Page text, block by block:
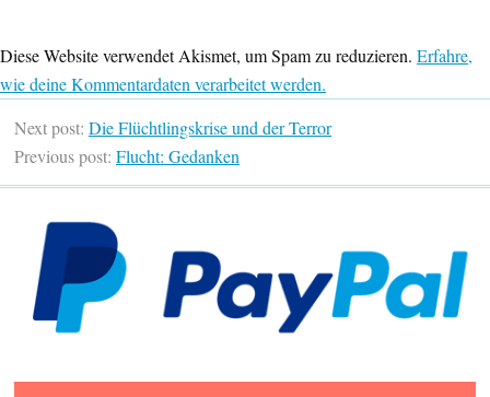
Diese Website verwendet Akismet, um Spam zu reduzieren. Erfahre,
wie deine Kommentardaten verarbeitet werden.
Next post: Die Flüchtlingskrise und der Terror
Previous post: Flucht: Gedanken